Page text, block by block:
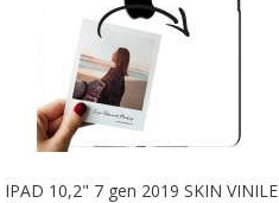
IPAD 10,2" 7 gen 2019 SKIN VINILE